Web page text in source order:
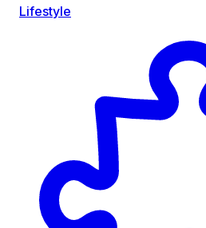
Lifestyle